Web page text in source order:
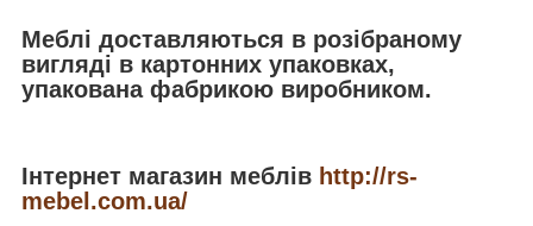
Меблі доставляються в розібраному
вигляді в картонних упаковках,
упакована фабрикою виробником.
Інтернет магазин меблів http://rs-
mebel.com.ua/